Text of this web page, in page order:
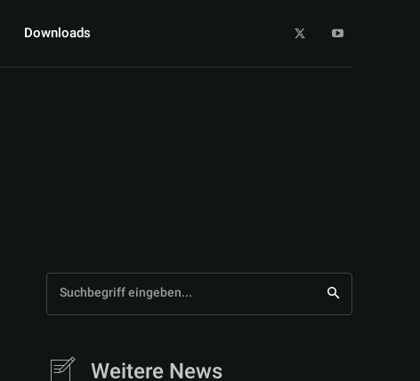
Downloads
Suchbegriff eingeben...
Weitere News